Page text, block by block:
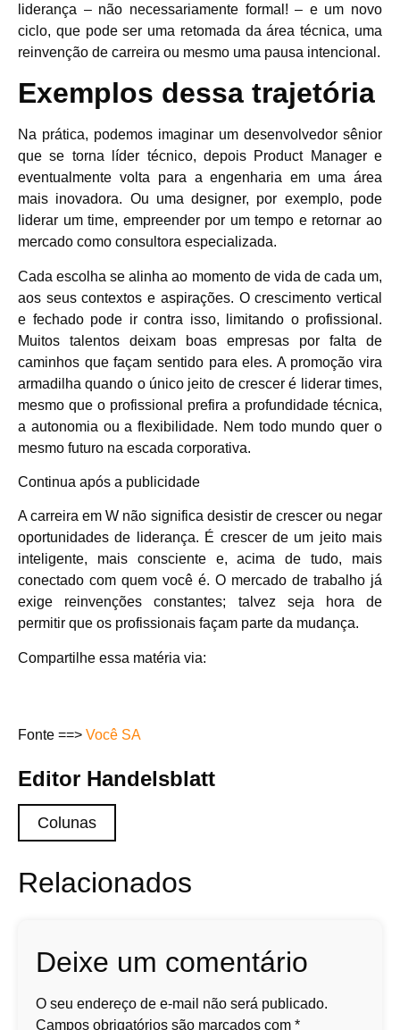
liderança – não necessariamente formal! – e um novo
ciclo, que pode ser uma retomada da área técnica, uma
reinvenção de carreira ou mesmo uma pausa intencional.
Exemplos dessa trajetória
Na prática, podemos imaginar um desenvolvedor sênior
que se torna líder técnico, depois Product Manager e
eventualmente volta para a engenharia em uma área
mais inovadora. Ou uma designer, por exemplo, pode
liderar um time, empreender por um tempo e retornar ao
mercado como consultora especializada.
Cada escolha se alinha ao momento de vida de cada um,
aos seus contextos e aspirações. O crescimento vertical
e fechado pode ir contra isso, limitando o profissional.
Muitos talentos deixam boas empresas por falta de
caminhos que façam sentido para eles. A promoção vira
armadilha quando o único jeito de crescer é liderar times,
mesmo que o profissional prefira a profundidade técnica,
a autonomia ou a flexibilidade. Nem todo mundo quer o
mesmo futuro na escada corporativa.
Continua após a publicidade
A carreira em W não significa desistir de crescer ou negar
oportunidades de liderança. É crescer de um jeito mais
inteligente, mais consciente e, acima de tudo, mais
conectado com quem você é. O mercado de trabalho já
exige reinvenções constantes; talvez seja hora de
permitir que os profissionais façam parte da mudança.
Compartilhe essa matéria via:
Fonte ==> Você SA
Editor Handelsblatt
Colunas
Relacionados
Deixe um comentário
O seu endereço de e-mail não será publicado.
Campos obrigatórios são marcados com *